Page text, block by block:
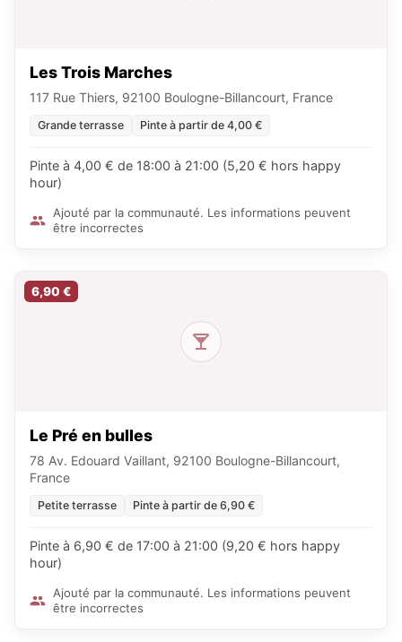
Les Trois Marches
117 Rue Thiers, 92100 Boulogne-Billancourt, France
Grande terrasse Pinte à partir de 4,00 €
Pinte à 4,00 € de 18:00 à 21:00 (5,20 € hors happy
hour)
Ajouté par la communauté. Les informations peuvent
être incorrectes
6,90 €
Le Pré en bulles
78 Av. Edouard Vaillant, 92100 Boulogne-Billancourt,
France
Petite terrasse Pinte à partir de 6,90 €
Pinte à 6,90 € de 17:00 à 21:00 (9,20 € hors happy
hour)
Ajouté par la communauté. Les informations peuvent
être incorrectes